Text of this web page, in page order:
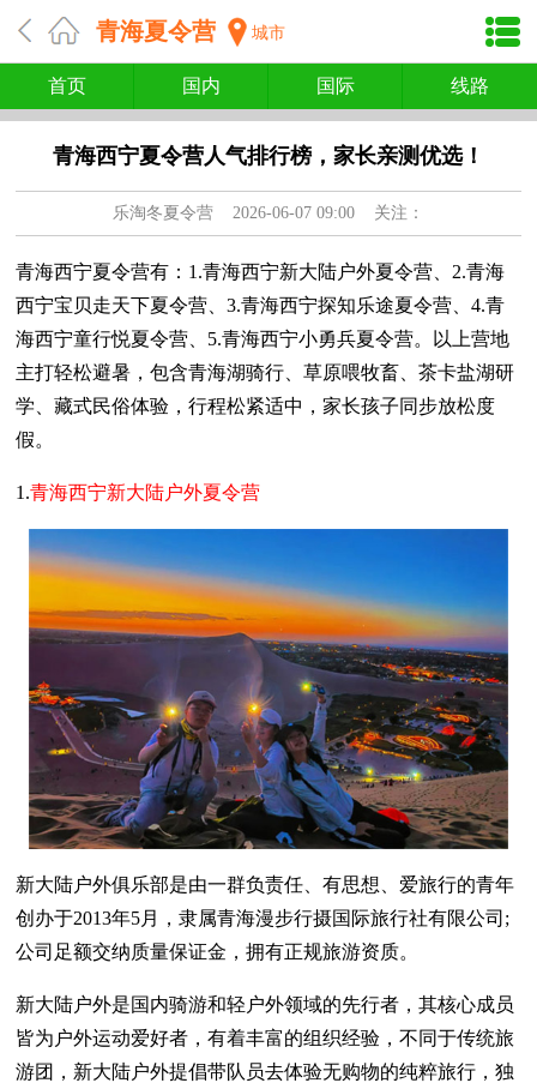
青海夏令营 城市
首页 国内 国际 线路
青海西宁夏令营人气排行榜，家长亲测优选！
乐淘冬夏令营2026-06-07 09:00 关注：
青海西宁夏令营有：1.青海西宁新大陆户外夏令营、2.青海
西宁宝贝走天下夏令营、3.青海西宁探知乐途夏令营、4.青
海西宁童行悦夏令营、5.青海西宁小勇兵夏令营。以上营地
主打轻松避暑，包含青海湖骑行、草原喂牧畜、茶卡盐湖研
学、藏式民俗体验，行程松紧适中，家长孩子同步放松度
假。
1.青海西宁新大陆户外夏令营
新大陆户外俱乐部是由一群负责任、有思想、爱旅行的青年
创办于2013年5月，隶属青海漫步行摄国际旅行社有限公司;
公司足额交纳质量保证金，拥有正规旅游资质。
新大陆户外是国内骑游和轻户外领域的先行者，其核心成员
皆为户外运动爱好者，有着丰富的组织经验，不同于传统旅
游团，新大陆户外提倡带队员去体验无购物的纯粹旅行，独